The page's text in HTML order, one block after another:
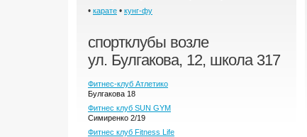
• карате • кунг-фу
спортклубы возле
ул. Булгакова, 12, школа 317
Фитнес-клуб Атлетико
Булгакова 18
Фитнес клуб SUN GYM
Симиренко 2/19
Фитнес клуб Fitness Life